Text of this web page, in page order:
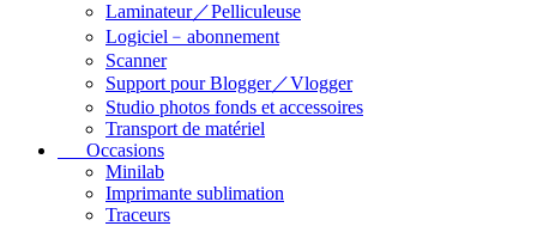
Laminateur／Pelliculeuse
Logiciel﹣abonnement
Scanner
Support pour Blogger／Vlogger
Studio photos fonds et accessoires
Transport de matériel
Occasions
Minilab
Imprimante sublimation
Traceurs